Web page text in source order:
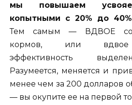
мы повышаем
копытными с 20% до
Тем самым — ВДВОЕ
кормов, или вдвое
эффективность
Разумеется, меняется и
менее чем за 200 долларов
— вы окупите ее на первой